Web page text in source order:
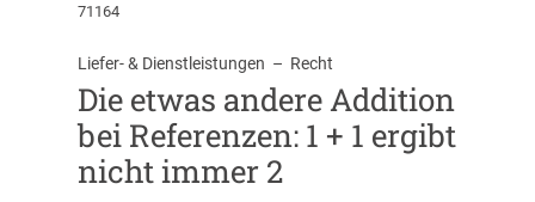
71164
Liefer- & Dienstleistungen
  –
Recht
Die etwas andere Addition
bei Referenzen: 1 + 1 ergibt
nicht immer 2